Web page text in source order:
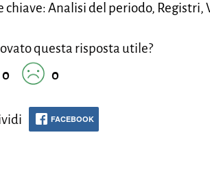
chiave: Analisi del periodo, Registri,
questa risposta utile?
0
0
FACEBOOK